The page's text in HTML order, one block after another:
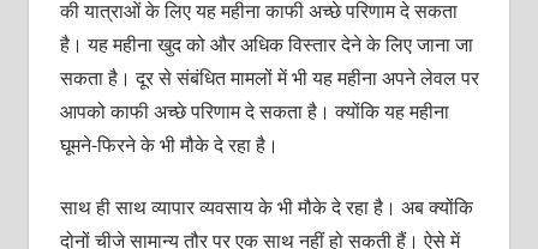
की यात्राओं के लिए यह महीना काफी अच्छे परिणाम दे सकता
है। यह महीना खुद को और अधिक विस्तार देने के लिए जाना जा
सकता है। दूर से संबंधित मामलों में भी यह महीना अपने लेवल पर
आपको काफी अच्छे परिणाम दे सकता है। क्योंकि यह महीना
घूमने-फिरने के भी मौके दे रहा है।
साथ ही साथ व्यापार व्यवसाय के भी मौके दे रहा है। अब क्योंकि
दोनों चीजे सामान्य तौर पर एक साथ नहीं हो सकती हैं। ऐसे में